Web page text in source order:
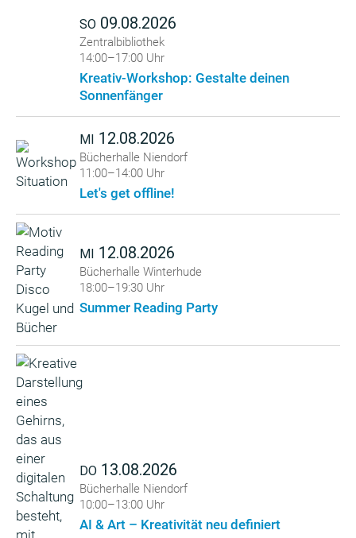
SO 09.08.2026
Zentralbibliothek
14:00–17:00 Uhr
Kreativ-Workshop: Gestalte deinen
Sonnenfänger
MI 12.08.2026
Bücherhalle Niendorf
11:00–14:00 Uhr
Let's get offline!
MI 12.08.2026
Bücherhalle Winterhude
18:00–19:30 Uhr
Summer Reading Party
DO 13.08.2026
Bücherhalle Niendorf
10:00–13:00 Uhr
AI & Art – Kreativität neu definiert